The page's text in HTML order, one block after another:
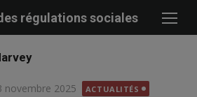
régulations sociales
novembre 2025 ACTUALITÉS